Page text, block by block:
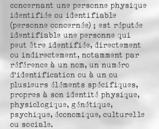
concernant une personne physique
identifiée ou identifiable
(personne concernée) ; est réputée
identifiable une personne qui
peut être identifiée, directement
ou indirectement, notamment par
référence à un nom, un numéro
d’identification ou à un ou
plusieurs éléments spécifiques,
propres à son identité physique,
physiologique, génétique,
psychique, économique, culturelle
ou sociale.